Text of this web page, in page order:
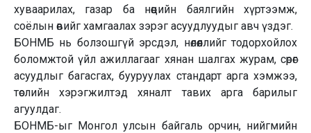
хуваарилах, газар ба нөөцийн баялгийн хүртээмж,
соёлын өвийг хамгаалах зэрэг асуудлуудыг авч үздэг.
БОНМБ нь болзошгүй эрсдэл, нөлөөллийг тодорхойлох
боломжтой үйл ажиллагааг хянан шалгах журам, сөрөг
асуудлыг багасгах, бууруулах стандарт арга хэмжээ,
төслийн хэрэгжилтэд хяналт тавих арга барилыг
агуулдаг.
БОНМБ-ыг Монгол улсын байгаль орчин, нийгмийн